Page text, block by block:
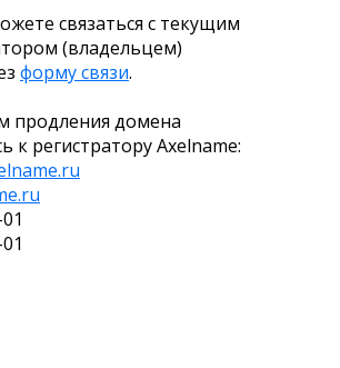
связаться с текущим
(владельцем)
форму связи.
продления домена
к регистратору Axelname: